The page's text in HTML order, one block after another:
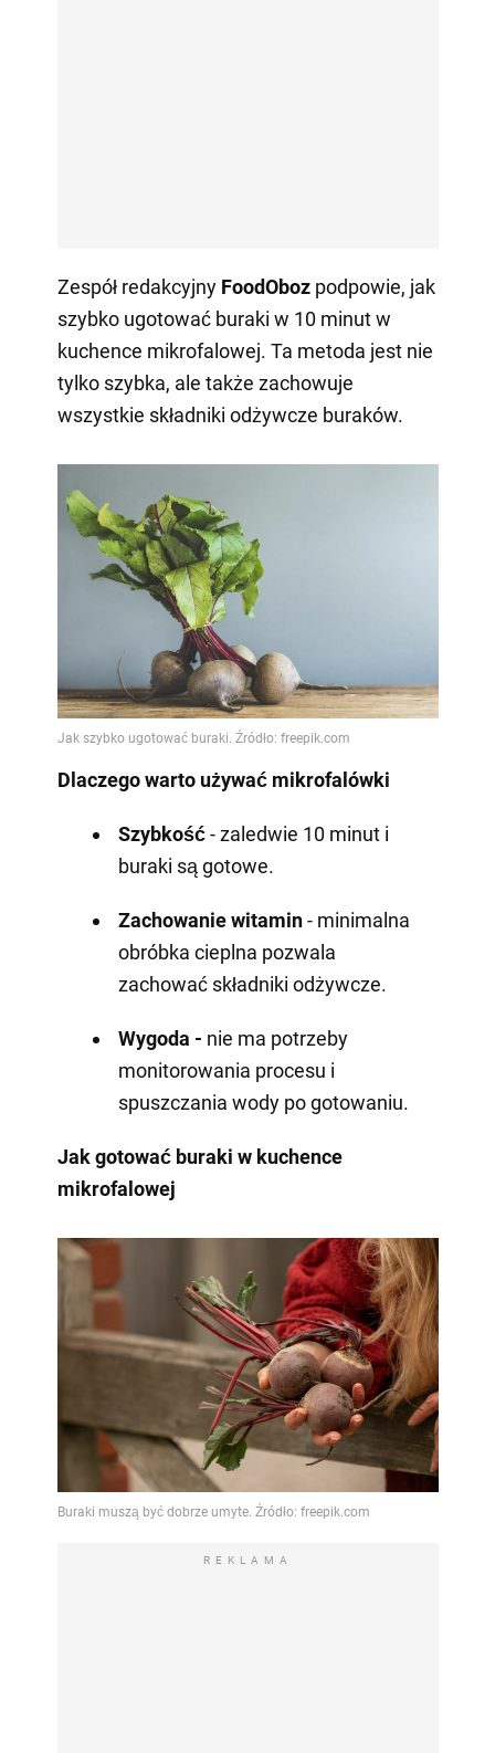
Zespół redakcyjny FoodOboz podpowie, jak
szybko ugotować buraki w 10 minut w
kuchence mikrofalowej. Ta metoda jest nie
tylko szybka, ale także zachowuje
wszystkie składniki odżywcze buraków.
Dlaczego warto używać mikrofalówki
Szybkość- zaledwie 10 minut i
buraki są gotowe.
Zachowanie witamin- minimalna
obróbka cieplna pozwala
zachować składniki odżywcze.
Wygoda - nie ma potrzeby
monitorowania procesu i
spuszczania wody po gotowaniu.
Jak gotować buraki w kuchence
mikrofalowej
REKLAMA